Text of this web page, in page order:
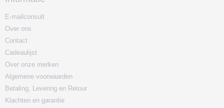
E-mailconsult
Over ons
Contact
Cadeaulijst
Over onze merken
Algemene voorwaarden
Betaling, Levering en Retour
Klachten en garantie